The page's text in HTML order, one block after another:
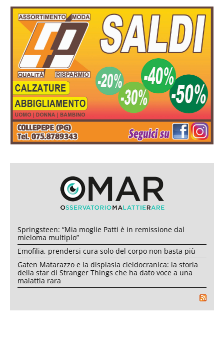
Springsteen: “Mia moglie Patti è in remissione dal
mieloma multiplo”
Emofilia, prendersi cura solo del corpo non basta più
Gaten Matarazzo e la displasia cleidocranica: la storia
della star di Stranger Things che ha dato voce a una
malattia rara